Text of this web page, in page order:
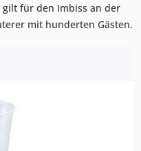
für den Imbiss an der
mit hunderten Gästen.